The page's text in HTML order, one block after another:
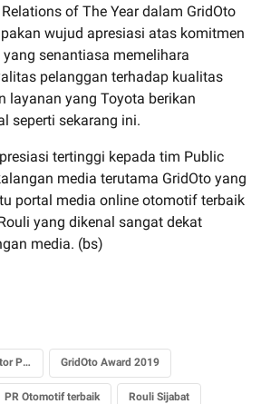
of The Year dalam GridOto
wujud apresiasi atas komitmen
senantiasa memelihara
pelanggan terhadap kualitas
layanan yang Toyota berikan
seperti sekarang ini.
tertinggi kepada tim Public
media terutama GridOto yang
portal media online otomotif terbaik
yang dikenal sangat dekat
media. (bs)
Toyota Astra Motor PR terbaik GridOto Award 2019
PR Otomotif terbaik Rouli Sijabat